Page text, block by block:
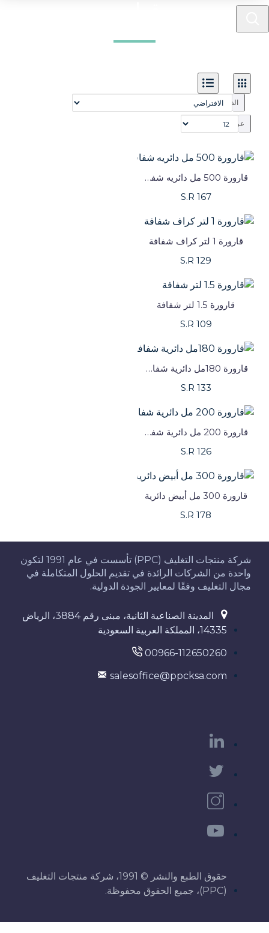
الفرز بواسطة:
عرض:
قارورة 500 مل دائريه شفافه
S.R 167
قارورة 1 لتر كراف شفافة
S.R 129
قارورة 1.5 لتر شفافة
S.R 109
قارورة 180مل دائرية شفافه
S.R 133
قارورة 200 مل دائرية شفافه
S.R 126
قارورة 300 مل أبيض دائرية
S.R 178
شركة منتجات التغليف (PPC) تأسست في عام 1991 لتكون
واحدة من الشركات الرائدة في تقديم الحلول المتكاملة في
مجال التغليف وفقًا لمعايير الجودة الدولية.
المدينة الصناعية الثانية، مبنى رقم 3884، الرياض
14335، المملكة العربية السعودية
00966-112650260
salesoffice@ppcksa.com
حقوق الطبع والنشر © 1991، شركة منتجات التغليف
(PPC)، جميع الحقوق محفوظة.